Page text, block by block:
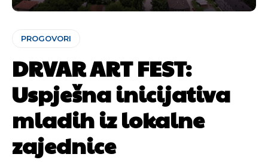
PROGOVORI
DRVAR ART FEST:
Uspješna inicijativa
mladih iz lokalne
zajednice